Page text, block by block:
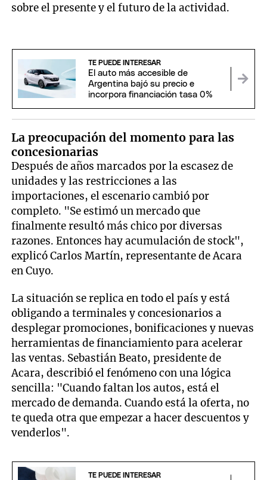
sobre el presente y el futuro de la actividad.
TE PUEDE INTERESAR
El auto más accesible de
Argentina bajó su precio e
incorpora financiación tasa 0%
La preocupación del momento para las
concesionarias
Después de años marcados por la escasez de
unidades y las restricciones a las
importaciones, el escenario cambió por
completo. "Se estimó un mercado que
finalmente resultó más chico por diversas
razones. Entonces hay acumulación de stock",
explicó Carlos Martín, representante de Acara
en Cuyo.
La situación se replica en todo el país y está
obligando a terminales y concesionarios a
desplegar promociones, bonificaciones y nuevas
herramientas de financiamiento para acelerar
las ventas. Sebastián Beato, presidente de
Acara, describió el fenómeno con una lógica
sencilla: "Cuando faltan los autos, está el
mercado de demanda. Cuando está la oferta, no
te queda otra que empezar a hacer descuentos y
venderlos".
TE PUEDE INTERESAR